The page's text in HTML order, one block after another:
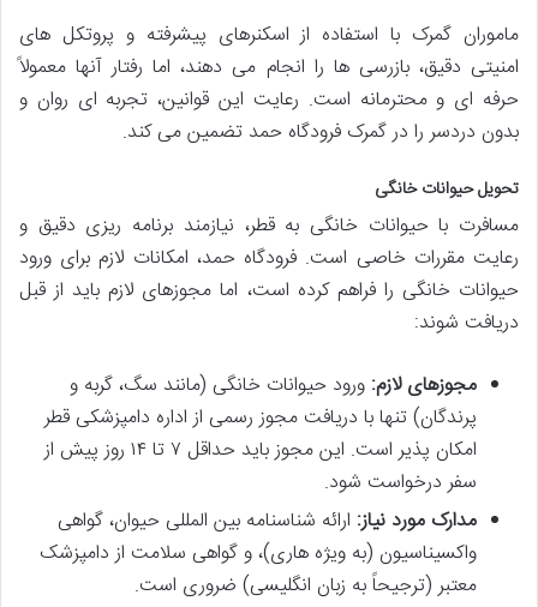
ماموران گمرک با استفاده از اسکنرهای پیشرفته و پروتکل های
امنیتی دقیق، بازرسی ها را انجام می دهند، اما رفتار آنها معمولاً
حرفه ای و محترمانه است. رعایت این قوانین، تجربه ای روان و
بدون دردسر را در گمرک فرودگاه حمد تضمین می کند.
تحویل حیوانات خانگی
مسافرت با حیوانات خانگی به قطر، نیازمند برنامه ریزی دقیق و
رعایت مقررات خاصی است. فرودگاه حمد، امکانات لازم برای ورود
حیوانات خانگی را فراهم کرده است، اما مجوزهای لازم باید از قبل
دریافت شوند:
مجوزهای لازم: ورود حیوانات خانگی (مانند سگ، گربه و
پرندگان) تنها با دریافت مجوز رسمی از اداره دامپزشکی قطر
امکان پذیر است. این مجوز باید حداقل ۷ تا ۱۴ روز پیش از
سفر درخواست شود.
مدارک مورد نیاز: ارائه شناسنامه بین المللی حیوان، گواهی
واکسیناسیون (به ویژه هاری)، و گواهی سلامت از دامپزشک
معتبر (ترجیحاً به زبان انگلیسی) ضروری است.